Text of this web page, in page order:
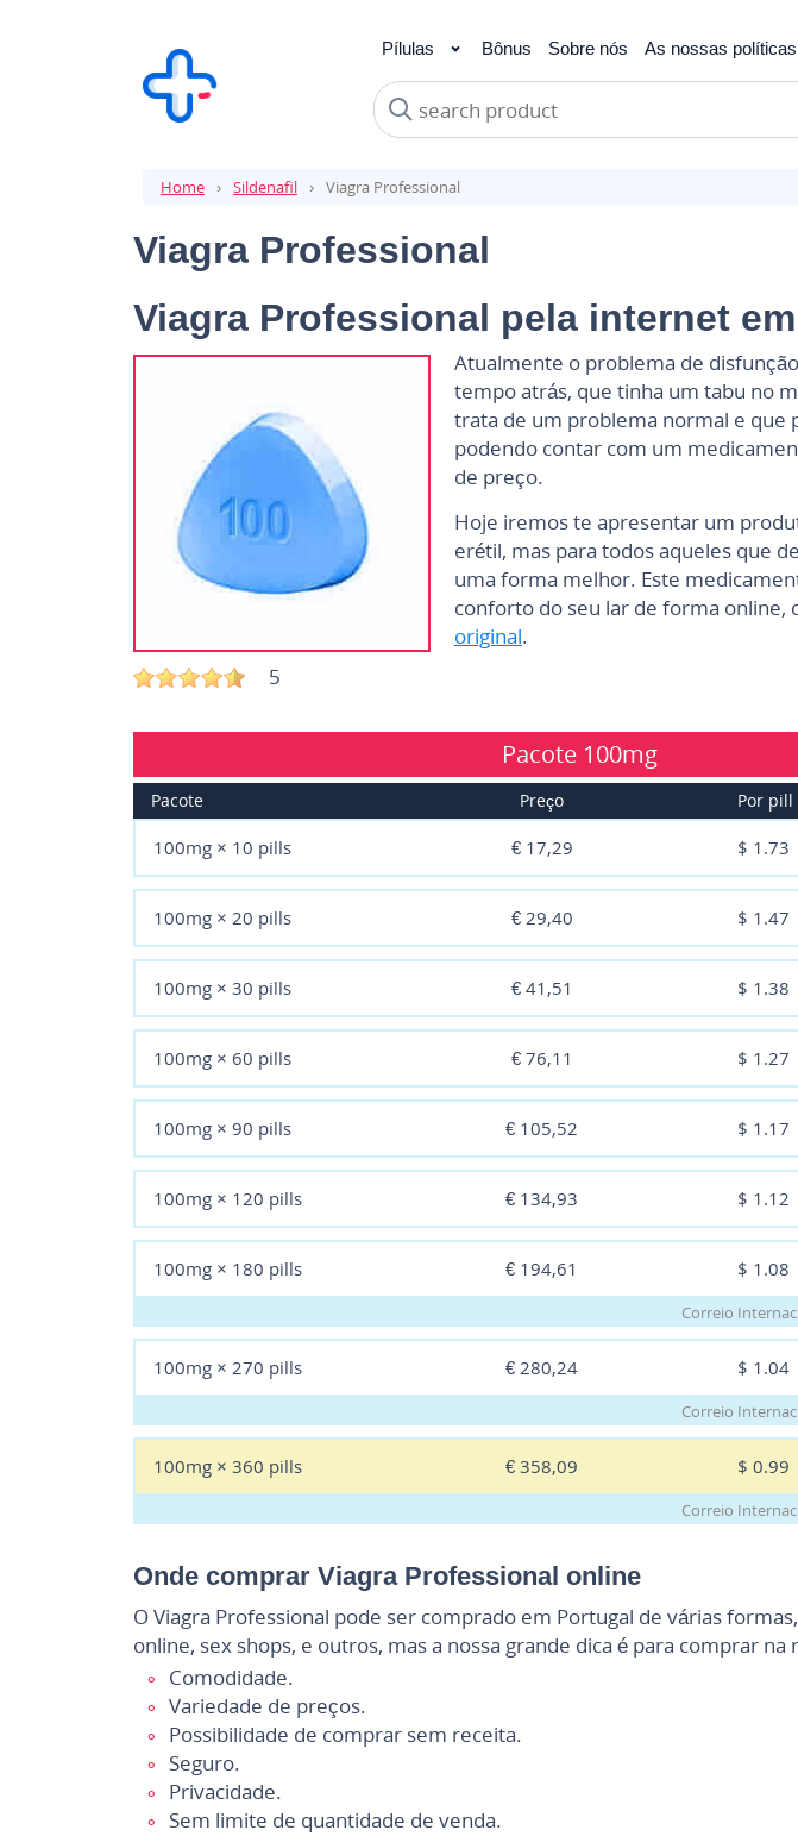
Pílulas
SildenafilVardenafilTadalafilPacotes de teste
Bônus Sobre nós As nossas políticas
Home Sildenafil Viagra Professional
Viagra Professional
Viagra Professional pela internet
Atualmente o problema de
tempo atrás, que tinha um tabu no
trata de um problema normal e que
podendo contar com um
de preço.
Hoje iremos te apresentar um
erétil, mas para todos aqueles que
uma forma melhor. Este
conforto do seu lar de forma online,
original.
5
Pacote100mg
Pacote Preço Por pill
100mg × 10 pills € 17,29 $ 1.73
100mg × 20 pills € 29,40 $ 1.47
100mg × 30 pills € 41,51 $ 1.38
100mg × 60 pills € 76,11 $ 1.27
100mg × 90 pills € 105,52 $ 1.17
100mg × 120 pills € 134,93 $ 1.12
100mg × 180 pills € 194,61 $ 1.08
Correio
100mg × 270 pills € 280,24 $ 1.04
Correio
100mg × 360 pills € 358,09 $ 0.99
Correio
Onde comprar Viagra Professional online
O Viagra Professional pode ser comprado em Portugal de várias
online, sex shops, e outros, mas a nossa grande dica é para comprar
Comodidade.
Variedade de preços.
Possibilidade de comprar sem receita.
Seguro.
Privacidade.
Sem limite de quantidade de venda.